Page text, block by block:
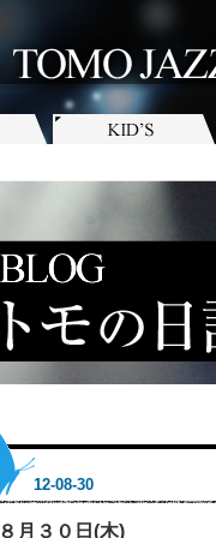
12-08-30
８月３０日(木)